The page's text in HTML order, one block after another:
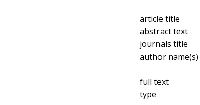
article title
abstract text
journals title
author name(s)
full text
type